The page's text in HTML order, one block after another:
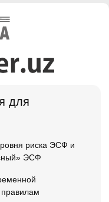
для
риска ЭСФ и
ЭСФ